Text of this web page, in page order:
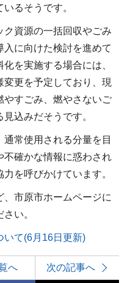
るそうです。
ク資源の一括回収やごみ
に向けた検討を進めて
を実施する場合には、
更を予定しており、現
やすごみ、燃やさないご
込みだそうです。
常使用される分量を目
不確かな情報に惑わされ
を呼びかけています。
市原市ホームページに
い。
て(6月16日更新)
へ 次の記事へ